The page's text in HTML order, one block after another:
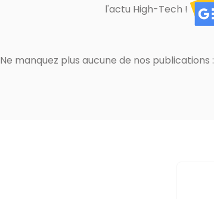
l'actu High-Tech !
Ne manquez plus aucune de nos publications :